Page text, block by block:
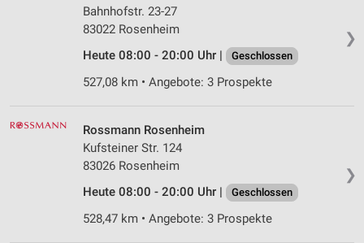
❯
Bahnhofstr. 23-27
83022 Rosenheim
Heute 08:00 - 20:00 Uhr |
Geschlossen
527,08 km • Angebote: 3 Prospekte
❯
Rossmann Rosenheim
Kufsteiner Str. 124
83026 Rosenheim
Heute 08:00 - 20:00 Uhr |
Geschlossen
528,47 km • Angebote: 3 Prospekte